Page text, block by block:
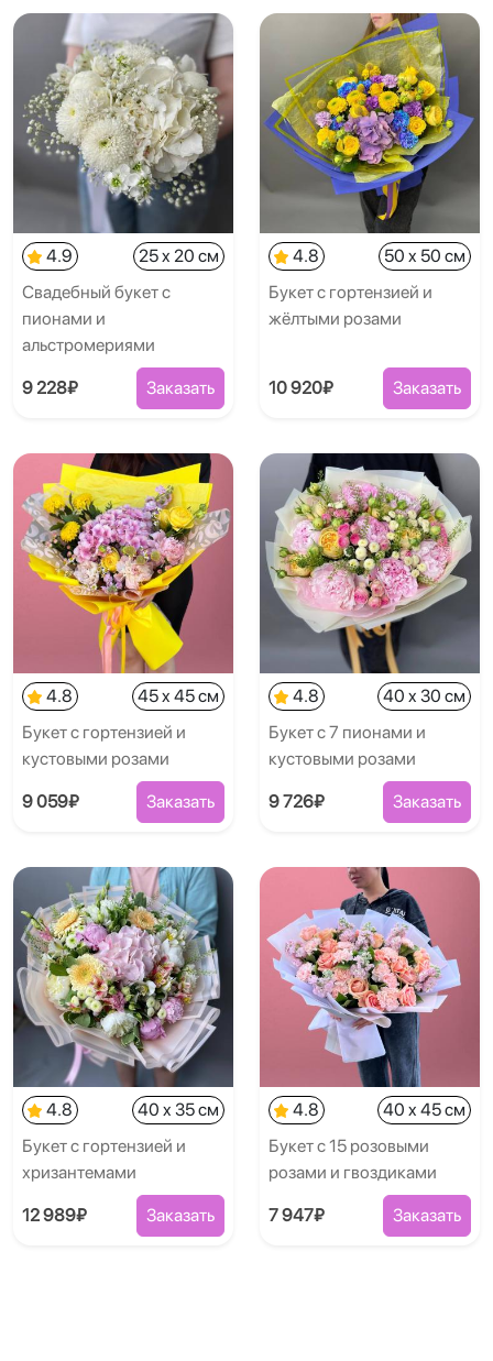
4.9
25 x 20 см
Свадебный букет с
пионами и
альстромериями
9 228₽ Заказать
4.8
50 x 50 см
Букет с гортензией и
жёлтыми розами
10 920₽ Заказать
4.8
45 x 45 см
Букет с гортензией и
кустовыми розами
9 059₽ Заказать
4.8
40 x 30 см
Букет с 7 пионами и
кустовыми розами
9 726₽ Заказать
4.8
40 x 35 см
Букет с гортензией и
хризантемами
12 989₽ Заказать
4.8
40 x 45 см
Букет с 15 розовыми
розами и гвоздиками
7 947₽ Заказать